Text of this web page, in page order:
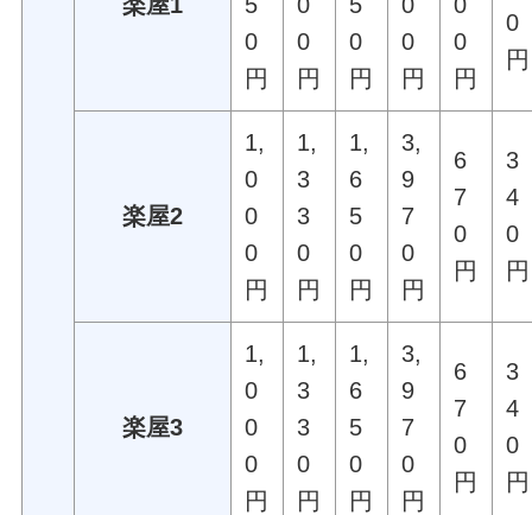
0
円
0
円
0
円
0
円
0
円
0
円
楽屋2
1,
0
0
0
円
1,
3
3
0
円
1,
6
5
0
円
3,
9
7
0
円
6
7
0
円
3
4
0
円
楽屋3
1,
0
0
0
円
1,
3
3
0
円
1,
6
5
0
円
3,
9
7
0
円
6
7
0
円
3
4
0
円